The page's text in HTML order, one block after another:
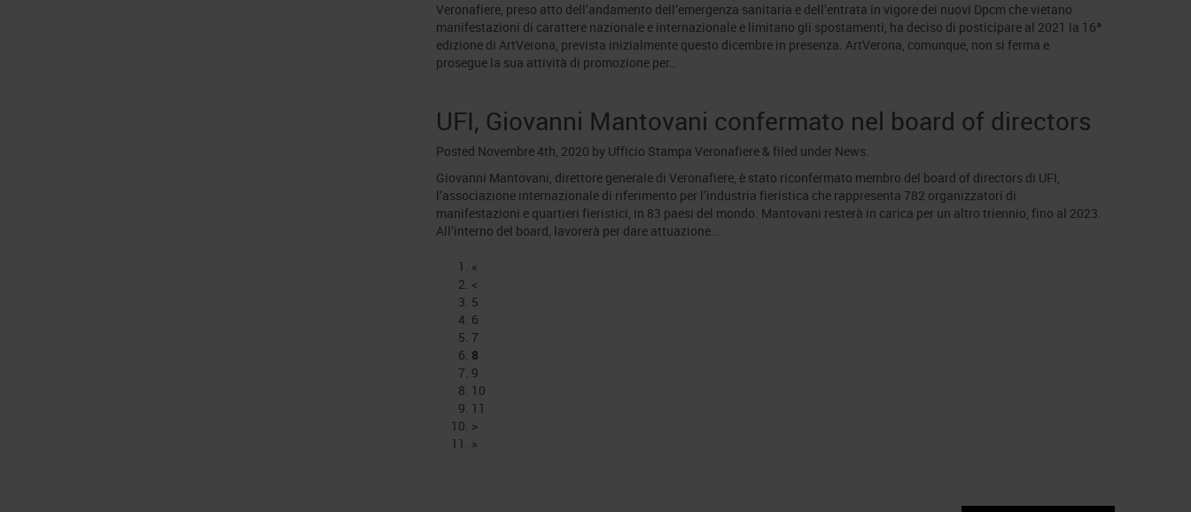
Veronafiere, preso atto dell’andamento dell’emergenza sanitaria e dell’entrata in vigore dei nuovi Dpcm che vietano
manifestazioni di carattere nazionale e internazionale e limitano gli spostamenti, ha deciso di posticipare al 2021 la 16ª
edizione di ArtVerona, prevista inizialmente questo dicembre in presenza. ArtVerona, comunque, non si ferma e
prosegue la sua attività di promozione per…
UFI, Giovanni Mantovani confermato nel board of directors
Posted Novembre 4th, 2020 by Ufficio Stampa Veronafiere & filed under News.
Giovanni Mantovani, direttore generale di Veronafiere, è stato riconfermato membro del board of directors di UFI,
l’associazione internazionale di riferimento per l’industria fieristica che rappresenta 782 organizzatori di
manifestazioni e quartieri fieristici, in 83 paesi del mondo. Mantovani resterà in carica per un altro triennio, fino al 2023.
All’interno del board, lavorerà per dare attuazione…
«
<
5
6
7
8
9
10
11
>
»